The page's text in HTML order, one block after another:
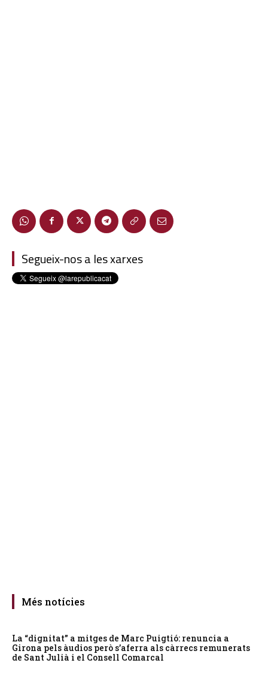
Segueix-nos a les xarxes
Més notícies
La “dignitat” a mitges de Marc Puigtió: renuncia a
Girona pels àudios però s’aferra als càrrecs remunerats
de Sant Julià i el Consell Comarcal